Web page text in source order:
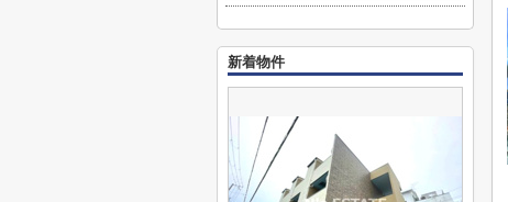
新着物件